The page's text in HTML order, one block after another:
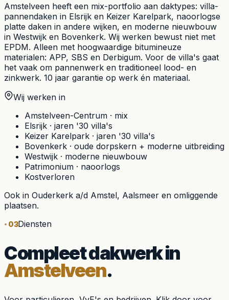
Amstelveen heeft een mix-portfolio aan daktypes: villa-
pannendaken in Elsrijk en Keizer Karelpark, naoorlogse
platte daken in andere wijken, en moderne nieuwbouw
in Westwijk en Bovenkerk. Wij werken bewust niet met
EPDM. Alleen met hoogwaardige bitumineuze
materialen: APP, SBS en Derbigum. Voor de villa's gaat
het vaak om pannenwerk en traditioneel lood- en
zinkwerk. 10 jaar garantie op werk én materiaal.
Wij werken in
Amstelveen-Centrum · mix
Elsrijk · jaren '30 villa's
Keizer Karelpark · jaren '30 villa's
Bovenkerk · oude dorpskern + moderne uitbreiding
Westwijk · moderne nieuwbouw
Patrimonium · naoorlogs
Kostverloren
Ook in Ouderkerk a/d Amstel, Aalsmeer en omliggende
plaatsen.
03Diensten
Compleet dakwerk in
Amstelveen.